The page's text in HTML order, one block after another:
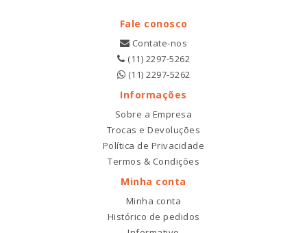
Fale conosco
Contate-nos
(11) 2297-5262
(11) 2297-5262
Informações
Sobre a Empresa
Trocas e Devoluções
Política de Privacidade
Termos & Condições
Minha conta
Minha conta
Histórico de pedidos